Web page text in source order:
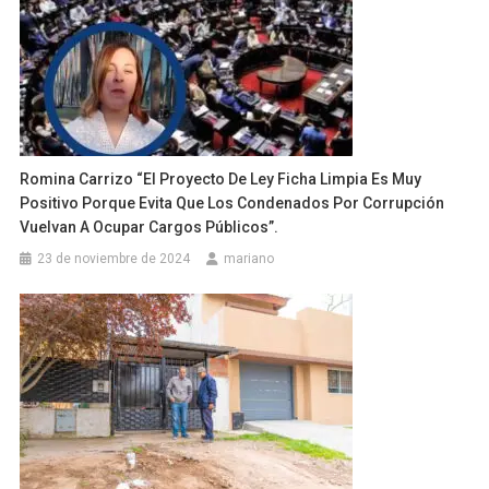
Romina Carrizo “El Proyecto De Ley Ficha Limpia Es Muy
Positivo Porque Evita Que Los Condenados Por Corrupción
Vuelvan A Ocupar Cargos Públicos”.
23 de noviembre de 2024 mariano